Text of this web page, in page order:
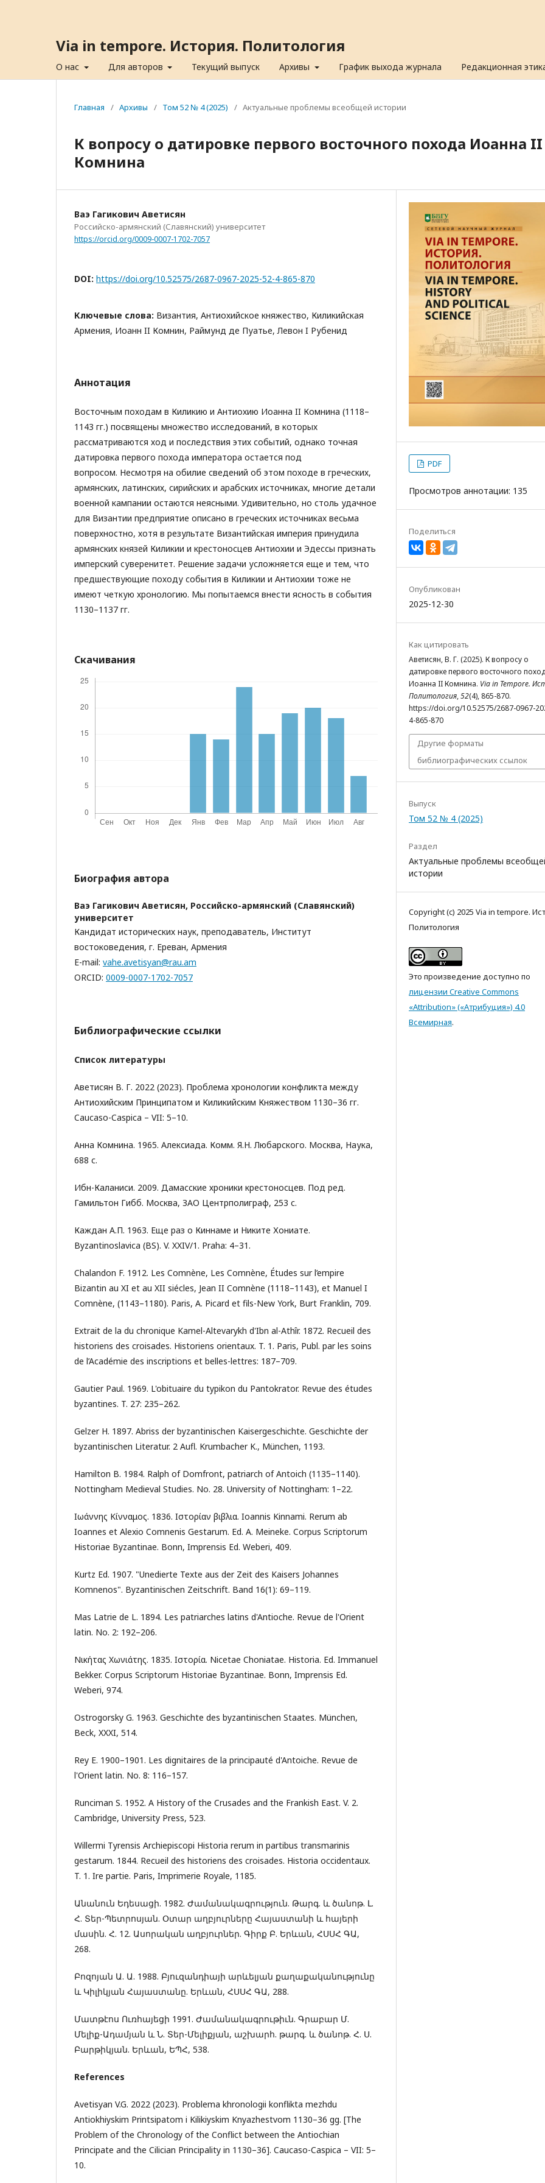
Via in tempore. История. Политология
О нас Для авторов Текущий выпуск Архивы График выхода журнала Редакционная
Главная / Архивы / Том 52 № 4 (2025) / Актуальные проблемы всеобщей истории
К вопросу о датировке первого восточного похода Иоанна II
Комнина
Ваэ Гагикович Аветисян
Российско-армянский (Славянский) университет
https://orcid.org/0009-0007-1702-7057
DOI: https://doi.org/10.52575/2687-0967-2025-52-4-865-870
Ключевые слова: Византия, Антиохийское княжество, Киликийская
Армения, Иоанн II Комнин, Раймунд де Пуатье, Левон I Рубенид
Аннотация
Восточным походам в Киликию и Антиохию Иоанна II Комнина (1118–
1143 гг.) посвящены множество исследований, в которых
рассматриваются ход и последствия этих событий, однако точная
датировка первого похода императора остается под
вопросом. Несмотря на обилие сведений об этом походе в греческих,
армянских, латинских, сирийских и арабских источниках, многие детали
военной кампании остаются неясными. Удивительно, но столь удачное
для Византии предприятие описано в греческих источниках весьма
поверхностно, хотя в результате Византийская империя принудила
армянских князей Киликии и крестоносцев Антиохии и Эдессы признать
имперский суверенитет. Решение задачи усложняется еще и тем, что
предшествующие походу события в Киликии и Антиохии тоже не
имеют четкую хронологию. Мы попытаемся внести ясность в события
1130–1137 гг.
Скачивания
Биография автора
Ваэ Гагикович Аветисян, Российско-армянский (Славянский)
университет
Кандидат исторических наук, преподаватель, Институт
востоковедения, г. Ереван, Армения
E-mail: vahe.avetisyan@rau.am
ORCID: 0009-0007-1702-7057
Библиографические ссылки
Список литературы
Аветисян В. Г. 2022 (2023). Проблема хронологии конфликта между
Антиохийским Принципатом и Киликийским Княжеством 1130–36 гг.
Caucaso-Caspica – VII: 5–10.
Анна Комнина. 1965. Алексиада. Комм. Я.Н. Любарского. Москва, Наука,
688 с.
Ибн-Каланиси. 2009. Дамасские хроники крестоносцев. Под ред.
Гамильтон Гибб. Москва, ЗАО Центрполиграф, 253 с.
Каждан А.П. 1963. Еще раз о Киннаме и Никите Хониате.
Byzantinoslavica (BS). V. XXIV/1. Praha: 4–31.
Chalandon F. 1912. Les Comnène, Les Comnène, Études sur l’empire
Bizantin au XI et au XII siécles, Jean II Comnène (1118–1143), et Manuel I
Comnène, (1143–1180). Paris, A. Picard et fils-New York, Burt Franklin, 709.
Extrait de la du chronique Kamel-Altevarykh d'Ibn al-Athîr. 1872. Recueil des
historiens des croisades. Historiens orientaux. T. 1. Paris, Publ. par les soins
de l’Académie des inscriptions et belles-lettres: 187–709.
Gautier Paul. 1969. L'obituaire du typikon du Pantokrator. Revue des études
byzantines. T. 27: 235–262.
Gelzer H. 1897. Abriss der byzantinischen Kaisergeschichte. Geschichte der
byzantinischen Literatur. 2 Aufl. Krumbacher K., München, 1193.
Hamilton В. 1984. Ralph of Domfront, patriarch of Antoich (1135–1140).
Nottingham Medieval Studies. No. 28. University of Nottingham: 1–22.
Ιωάννης Κίνναμος. 1836. Ιστορίαν βιβλια. Ioannis Kinnami. Rerum ab
Ioannes et Alexio Comnenis Gestarum. Ed. A. Meineke. Corpus Scriptorum
Historiae Byzantinae. Bonn, Imprensis Ed. Weberi, 409.
Kurtz Ed. 1907. "Unedierte Texte aus der Zeit des Kaisers Johannes
Komnenos". Byzantinischen Zeitschrift. Band 16(1): 69–119.
Mas Latrie de L. 1894. Les patriarches latins d'Antioche. Revue de l'Orient
latin. No. 2: 192–206.
Νικήτας Χωνιάτης. 1835. Ιστορία. Nicetae Choniatae. Historia. Ed. Immanuel
Bekker. Corpus Scriptorum Historiae Byzantinae. Bonn, Imprensis Ed.
Weberi, 974.
Ostrogorsky G. 1963. Geschichte des byzantinischen Staates. München,
Beck, XXXI, 514.
Rey E. 1900–1901. Les dignitaires de la principauté d'Antoiche. Revue de
l'Orient latin. No. 8: 116–157.
Runciman S. 1952. A History of the Crusades and the Frankish East. V. 2.
Cambridge, University Press, 523.
Willermi Tyrensis Archiepiscopi Historia rerum in partibus transmarinis
gestarum. 1844. Recueil des historiens des croisades. Historia occidentaux.
T. 1. Ire partie. Paris, Imprimerie Royale, 1185.
Անանուն Եդեսացի. 1982. Ժամանակագրություն. Թարգ. և ծանոթ. Լ.
Հ. Տեր-Պետրոսյան. Օտար աղբյուրները Հայաստանի և հայերի
մասին. Հ. 12. Ասորական աղբյուրներ. Գիրք Բ. Երևան, ՀՍՍՀ ԳԱ,
268.
Բոզոյան Ա. Ա. 1988. Բյուզանդիայի արևելյան քաղաքականությունը
և Կիլիկյան Հայաստանը. Երևան, ՀՍՍՀ ԳԱ, 288.
Մատթէոս Ուռհայեցի 1991. Ժամանակագրութիւն. Գրաբար Մ.
Մելիք-Ադամյան և Ն. Տեր-Մելիքյան, աշխարհ. թարգ. և ծանոթ. Հ. Ս.
Բարթիկյան. Երևան, ԵՊՀ, 538.
References
Avetisyan V.G. 2022 (2023). Problema khronologii konflikta mezhdu
Antiokhiyskim Printsipatom i Kilikiyskim Knyazhestvom 1130–36 gg. [The
Problem of the Chronology of the Conflict between the Antiochian
Principate and the Cilician Principality in 1130–36]. Caucaso-Caspica – VII: 5–
10.
PDF
Просмотров аннотации: 135
Поделиться
Опубликован
2025-12-30
Как цитировать
Аветисян, В. Г. (2025). К вопросу о
датировке первого восточного
Иоанна II Комнина. Via in Tempore.
Политология,52(4), 865-870.
https://doi.org/10.52575/2687-0967-
4-865-870
Другие форматы
библиографических ссылок
Выпуск
Том 52 № 4 (2025)
Раздел
Актуальные проблемы
истории
Copyright (c) 2025 Via in tempore.
Политология
Это произведение доступно по
лицензии Creative Commons
«Attribution» («Атрибуция») 4.0
Всемирная.